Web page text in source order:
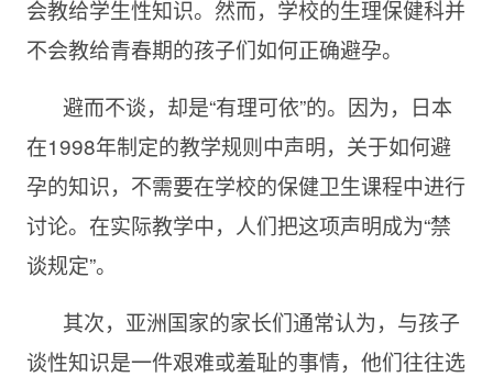
会教给学生性知识。然而，学校的生理保健科并
不会教给青春期的孩子们如何正确避孕。
避而不谈，却是“有理可依”的。因为，日本
在1998年制定的教学规则中声明，关于如何避
孕的知识，不需要在学校的保健卫生课程中进行
讨论。在实际教学中，人们把这项声明成为“禁
谈规定”。
其次，亚洲国家的家长们通常认为，与孩子
谈性知识是一件艰难或羞耻的事情，他们往往选